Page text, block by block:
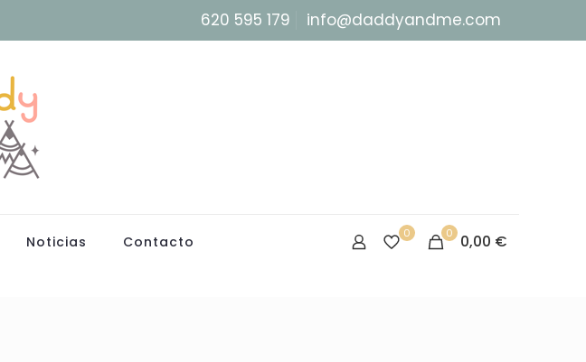
620 595 179 info@daddyandme.com
Noticias Contacto 0 0 0,00 €